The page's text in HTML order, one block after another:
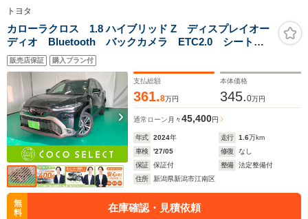
トヨタ
カローラクロス 1.8 ハイブリッド Z ディスプレイオー
ディオ Bluetooth バックカメラ ETC2.0 シートヒ
ーター ハーフレザーシート 電動リアゲート クルー
ズコントロール パワーシート ESC USB サンルー
販売店保証 購入プラン付
支払総額
361.8万円
本体価格
345.0万円
通常ローン 月々45,400円
年式 2024年 走行 1.6万km
車検
'27/05 修復
なし
保証
保証付 整備
法定整備付
住所
新潟県新潟市江南区
無
料
在庫確認・見積依頼